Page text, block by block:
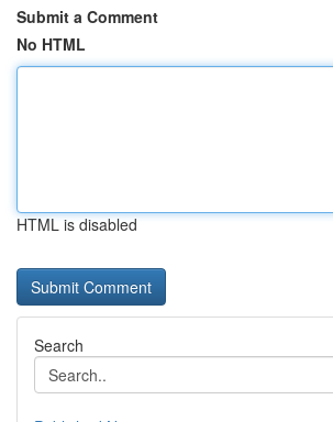
Submit a Comment
No HTML
HTML is disabled
Search